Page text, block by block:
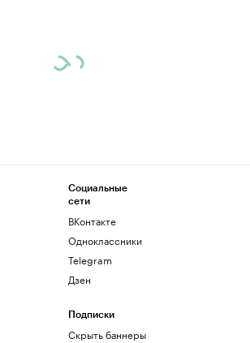
Социальные
сети
ВКонтакте
Одноклассники
Telegram
Дзен
Подписки
Скрыть баннеры